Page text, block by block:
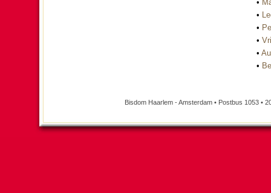
•
•
•
•
•
•
Bisdom Haarlem - Amsterdam • Postbus 1053 •